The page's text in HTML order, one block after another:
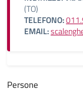
(TO)
TELEFONO:
EMAIL:
Persone